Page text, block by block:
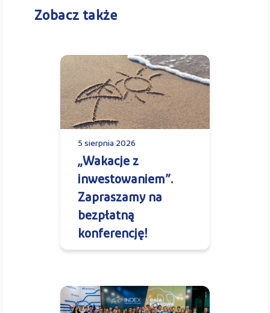
Zobacz także
5 sierpnia 2026
„Wakacje z
inwestowaniem”.
Zapraszamy na
bezpłatną
konferencję!